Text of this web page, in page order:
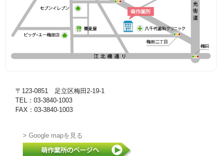
〒123-0851 足立区梅田2-19-1
TEL：03-3840-1003
FAX：03-3840-1003
> Google mapを見る